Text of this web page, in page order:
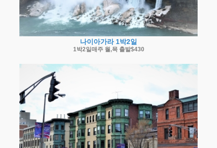
나이아가라 1박2일
1박2일매주 월,목 출발$430